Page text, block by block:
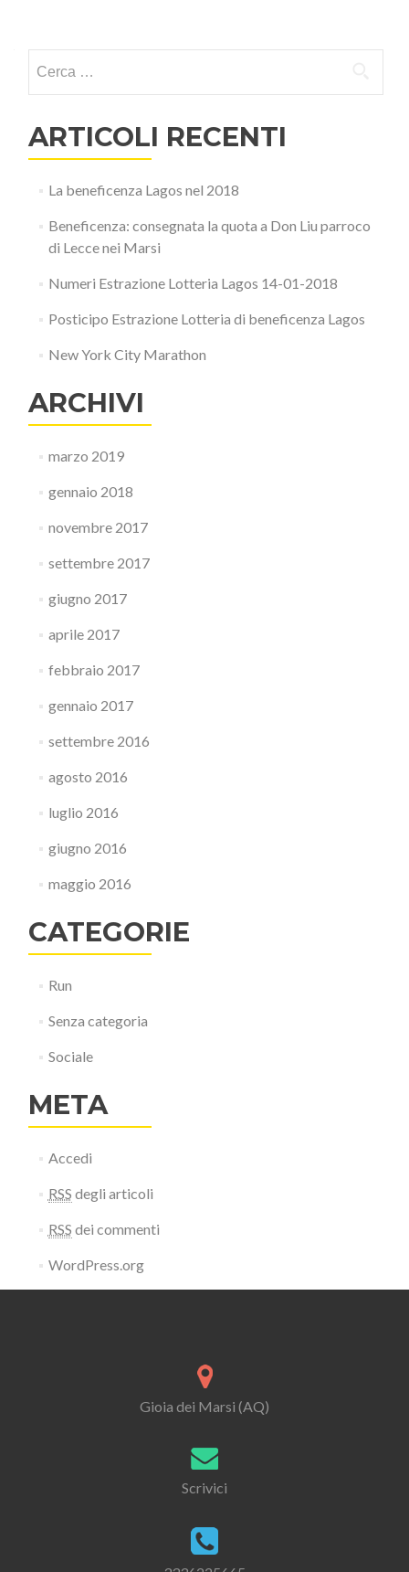
ARTICOLI RECENTI
La beneficenza Lagos nel 2018
Beneficenza: consegnata la quota a Don Liu parroco
di Lecce nei Marsi
Numeri Estrazione Lotteria Lagos 14-01-2018
Posticipo Estrazione Lotteria di beneficenza Lagos
New York City Marathon
ARCHIVI
marzo 2019
gennaio 2018
novembre 2017
settembre 2017
giugno 2017
aprile 2017
febbraio 2017
gennaio 2017
settembre 2016
agosto 2016
luglio 2016
giugno 2016
maggio 2016
CATEGORIE
Run
Senza categoria
Sociale
META
Accedi
RSS degli articoli
RSS dei commenti
WordPress.org
Gioia dei Marsi (AQ)
Scrivici